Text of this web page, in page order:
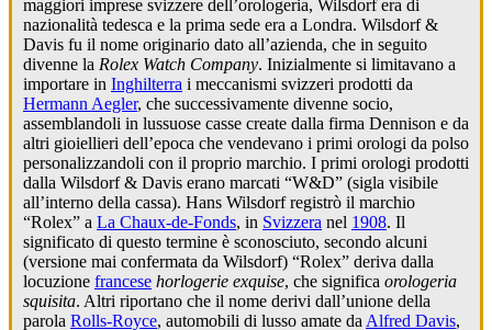
maggiori imprese svizzere dell’orologeria, Wilsdorf era di
nazionalità tedesca e la prima sede era a Londra. Wilsdorf &
Davis fu il nome originario dato all’azienda, che in seguito
divenne la Rolex Watch Company. Inizialmente si limitavano a
importare in Inghilterra i meccanismi svizzeri prodotti da
Hermann Aegler, che successivamente divenne socio,
assemblandoli in lussuose casse create dalla firma Dennison e da
altri gioiellieri dell’epoca che vendevano i primi orologi da polso
personalizzandoli con il proprio marchio. I primi orologi prodotti
dalla Wilsdorf & Davis erano marcati “W&D” (sigla visibile
all’interno della cassa). Hans Wilsdorf registrò il marchio
“Rolex” a La Chaux-de-Fonds, in Svizzera nel 1908. Il
significato di questo termine è sconosciuto, secondo alcuni
(versione mai confermata da Wilsdorf) “Rolex” deriva dalla
locuzione francese horlogerie exquise, che significa orologeria
squisita. Altri riportano che il nome derivi dall’unione della
parola Rolls-Royce, automobili di lusso amate da Alfred Davis,